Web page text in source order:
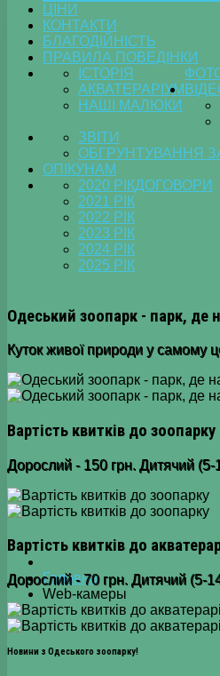
ЦІНИ
КОНТАКТИ
БЛАГОДІЙНІСТЬ
ПРАВИЛА ПОВЕДІНКИ
ІСТОРІЯ
АКВАТЕРАРІУМ
НАШІ МАЛЮКИ
ЗВІТИ
ОБГРУНТУВАННЯ
ОПІКУНАМ
ДОГОВОРИ
2020 РІК
2021 РІК
2022 РІК
2023 РІК
2024 РІК
2025 РІК
Одеський зоопарк - парк, де
Куток живої природи у самому
Вартість квитків до зоопарку
Дорослий - 150 грн. Дитячий (5-
Вартість квитків до
Дорослий - 70 грн. Дитячий (5-
Головна
Web-камеры
Новини з Одеського зоопарку!